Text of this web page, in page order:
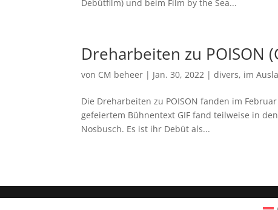
Debütfilm) und beim Film by the Sea...
Dreharbeiten zu POISON
von CM beheer | Jan. 30, 2022 |divers, im
Die Dreharbeiten zu POISON fanden im
gefeiertem Bühnentext GIF fand teilweise in
Nosbusch. Es ist ihr Debüt als...